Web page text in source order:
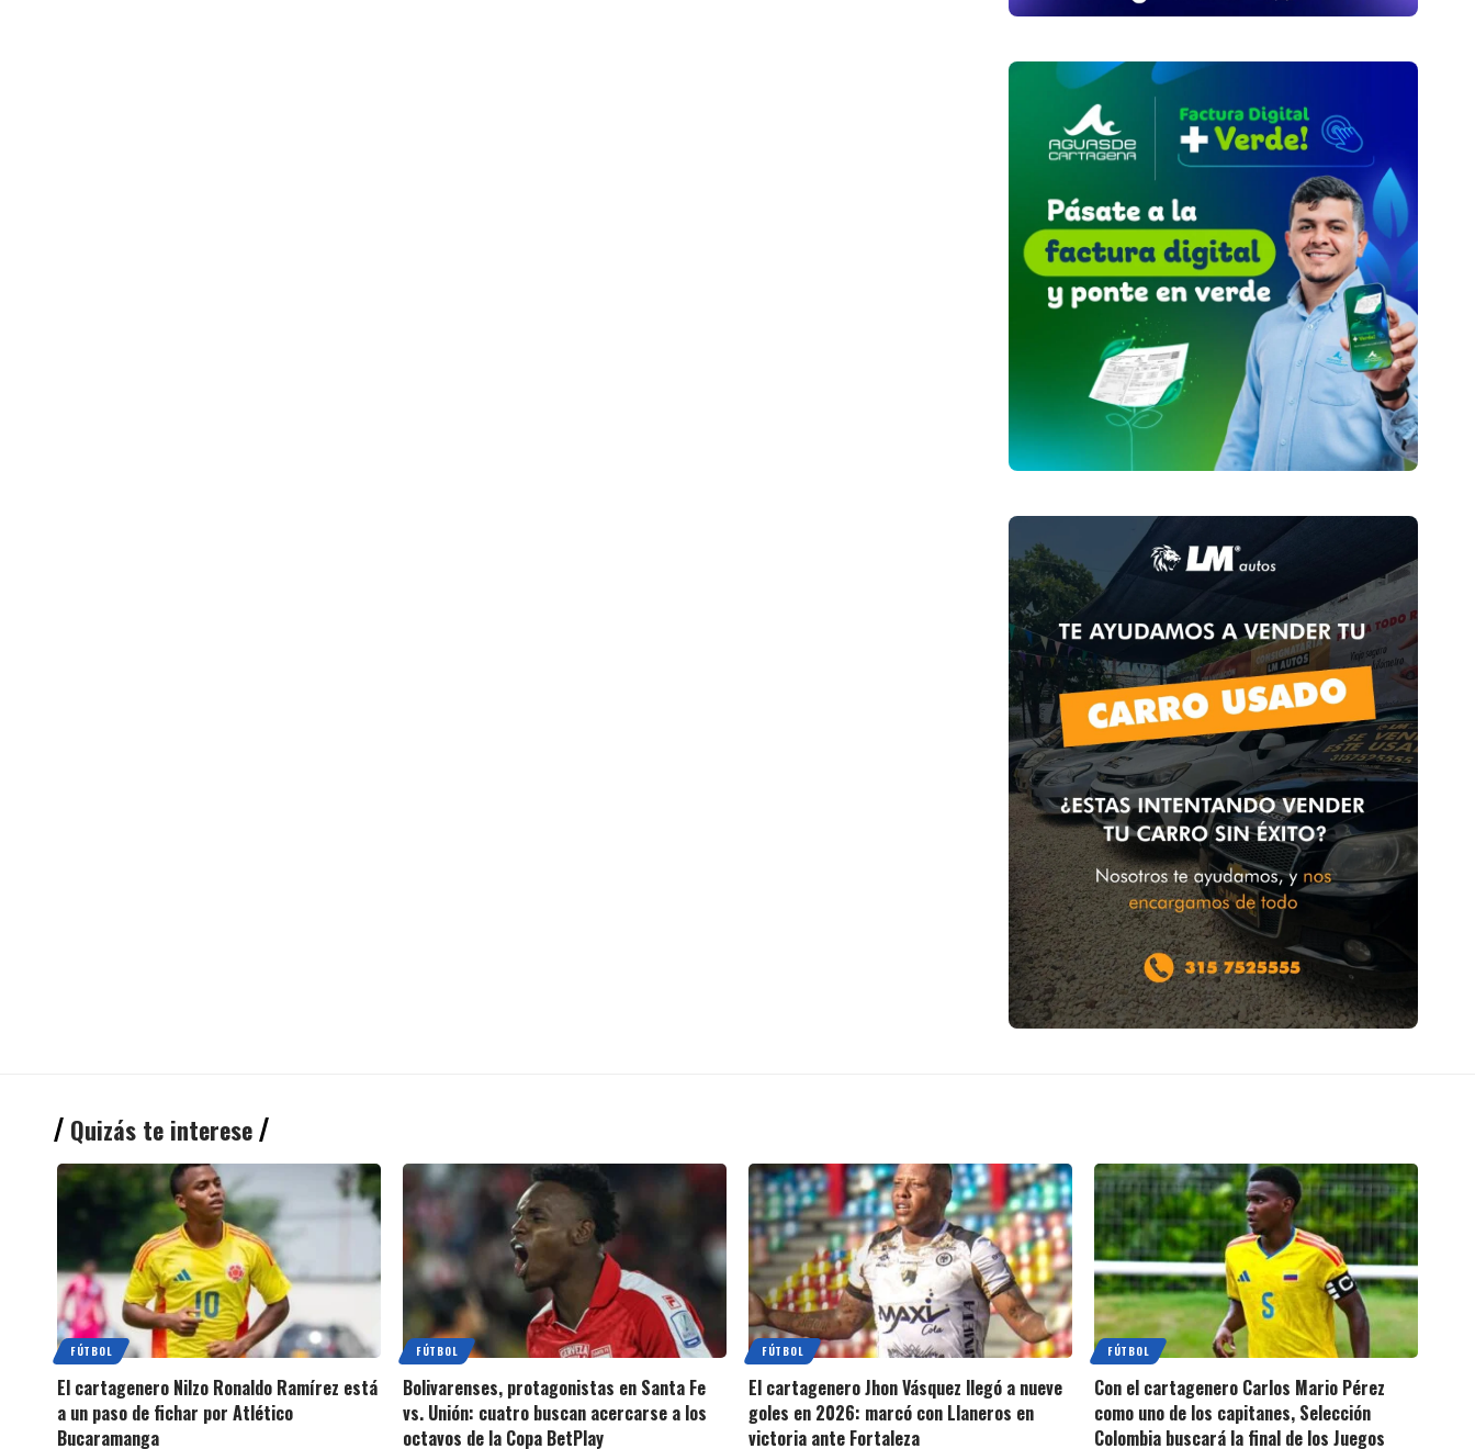
Quizás te interese
FÚTBOL
El cartagenero Nilzo Ronaldo Ramírez está
a un paso de fichar por Atlético
Bucaramanga
FÚTBOL
Bolivarenses, protagonistas en Santa Fe
vs. Unión: cuatro buscan acercarse a los
octavos de la Copa BetPlay
FÚTBOL
El cartagenero Jhon Vásquez llegó a nueve
goles en 2026: marcó con Llaneros en
victoria ante Fortaleza
FÚTBOL
Con el cartagenero Carlos Mario Pérez
como uno de los capitanes, Selección
Colombia buscará la final de los Juegos